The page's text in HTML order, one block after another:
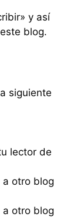
y así
blog.
siguiente
lector de
a otro blog
a otro blog